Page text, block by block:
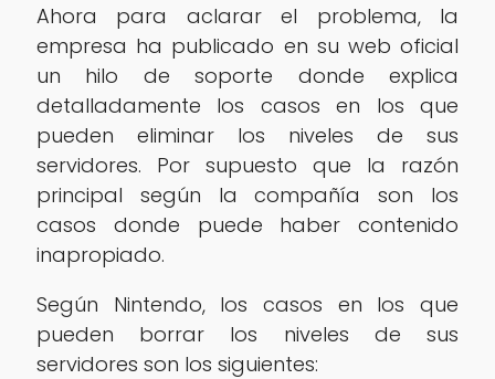
Ahora para aclarar el problema, la
empresa ha publicado en su web oficial
un hilo de soporte donde explica
detalladamente los casos en los que
pueden eliminar los niveles de sus
servidores. Por supuesto que la razón
principal según la compañía son los
casos donde puede haber contenido
inapropiado.
Según Nintendo, los casos en los que
pueden borrar los niveles de sus
servidores son los siguientes: